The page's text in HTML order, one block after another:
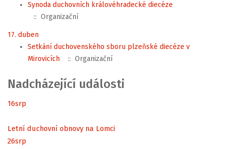
Synoda duchovních královéhradecké diecéze
:: Organizační
17. duben
Setkání duchovenského sboru plzeňské diecéze v
Mirovicích
:: Organizační
Nadcházející události
16srp
Letní duchovní obnovy na Lomci
26srp